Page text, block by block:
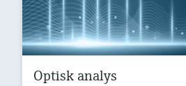
Optisk analys